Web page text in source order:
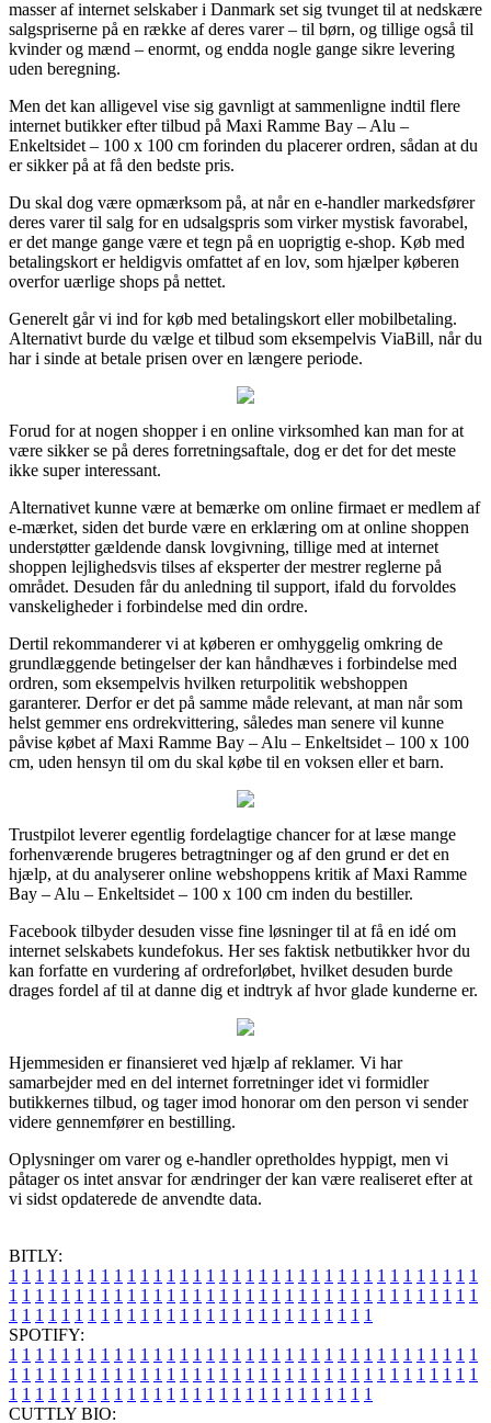
masser af internet selskaber i Danmark set sig tvunget til at nedskære
salgspriserne på en række af deres varer – til børn, og tillige også til
kvinder og mænd – enormt, og endda nogle gange sikre levering
uden beregning.
Men det kan alligevel vise sig gavnligt at sammenligne indtil flere
internet butikker efter tilbud på Maxi Ramme Bay – Alu –
Enkeltsidet – 100 x 100 cm forinden du placerer ordren, sådan at du
er sikker på at få den bedste pris.
Du skal dog være opmærksom på, at når en e-handler markedsfører
deres varer til salg for en udsalgspris som virker mystisk favorabel,
er det mange gange være et tegn på en uoprigtig e-shop. Køb med
betalingskort er heldigvis omfattet af en lov, som hjælper køberen
overfor uærlige shops på nettet.
Generelt går vi ind for køb med betalingskort eller mobilbetaling.
Alternativt burde du vælge et tilbud som eksempelvis ViaBill, når du
har i sinde at betale prisen over en længere periode.
Forud for at nogen shopper i en online virksomhed kan man for at
være sikker se på deres forretningsaftale, dog er det for det meste
ikke super interessant.
Alternativet kunne være at bemærke om online firmaet er medlem af
e-mærket, siden det burde være en erklæring om at online shoppen
understøtter gældende dansk lovgivning, tillige med at internet
shoppen lejlighedsvis tilses af eksperter der mestrer reglerne på
området. Desuden får du anledning til support, ifald du forvoldes
vanskeligheder i forbindelse med din ordre.
Dertil rekommanderer vi at køberen er omhyggelig omkring de
grundlæggende betingelser der kan håndhæves i forbindelse med
ordren, som eksempelvis hvilken returpolitik webshoppen
garanterer. Derfor er det på samme måde relevant, at man når som
helst gemmer ens ordrekvittering, således man senere vil kunne
påvise købet af Maxi Ramme Bay – Alu – Enkeltsidet – 100 x 100
cm, uden hensyn til om du skal købe til en voksen eller et barn.
Trustpilot leverer egentlig fordelagtige chancer for at læse mange
forhenværende brugeres betragtninger og af den grund er det en
hjælp, at du analyserer online webshoppens kritik af Maxi Ramme
Bay – Alu – Enkeltsidet – 100 x 100 cm inden du bestiller.
Facebook tilbyder desuden visse fine løsninger til at få en idé om
internet selskabets kundefokus. Her ses faktisk netbutikker hvor du
kan forfatte en vurdering af ordreforløbet, hvilket desuden burde
drages fordel af til at danne dig et indtryk af hvor glade kunderne er.
Hjemmesiden er finansieret ved hjælp af reklamer. Vi har
samarbejder med en del internet forretninger idet vi formidler
butikkernes tilbud, og tager imod honorar om den person vi sender
videre gennemfører en bestilling.
Oplysninger om varer og e-handler opretholdes hyppigt, men vi
påtager os intet ansvar for ændringer der kan være realiseret efter at
vi sidst opdaterede de anvendte data.
BITLY:
1 1 1 1 1 1 1 1 1 1 1 1 1 1 1 1 1 1 1 1 1 1 1 1 1 1 1 1 1 1 1 1 1 1 1 1
1 1 1 1 1 1 1 1 1 1 1 1 1 1 1 1 1 1 1 1 1 1 1 1 1 1 1 1 1 1 1 1 1 1 1 1
1 1 1 1 1 1 1 1 1 1 1 1 1 1 1 1 1 1 1 1 1 1 1 1 1 1 1 1
SPOTIFY:
1 1 1 1 1 1 1 1 1 1 1 1 1 1 1 1 1 1 1 1 1 1 1 1 1 1 1 1 1 1 1 1 1 1 1 1
1 1 1 1 1 1 1 1 1 1 1 1 1 1 1 1 1 1 1 1 1 1 1 1 1 1 1 1 1 1 1 1 1 1 1 1
1 1 1 1 1 1 1 1 1 1 1 1 1 1 1 1 1 1 1 1 1 1 1 1 1 1 1 1
CUTTLY BIO: